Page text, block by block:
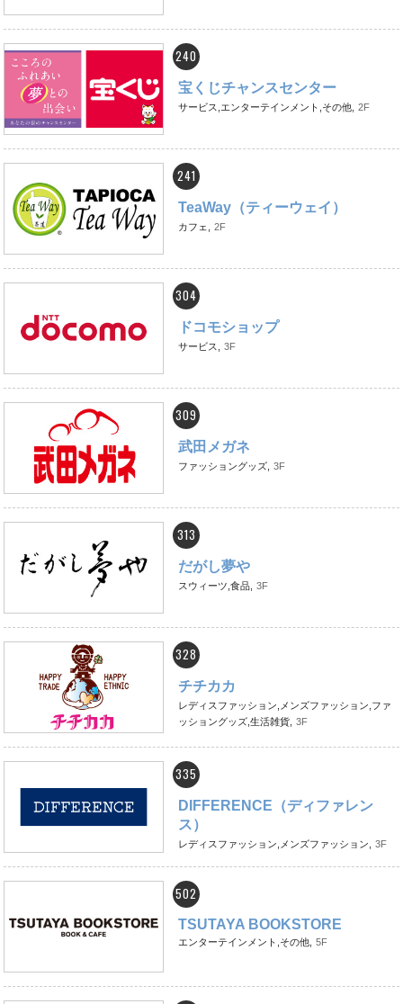
240
宝くじチャンスセンター
サービス,エンターテインメント,その他, 2F
241
TeaWay（ティーウェイ）
カフェ, 2F
304
ドコモショップ
サービス, 3F
309
武田メガネ
ファッショングッズ, 3F
313
だがし夢や
スウィーツ,食品, 3F
328
チチカカ
レディスファッション,メンズファッション,ファ
ッショングッズ,生活雑貨, 3F
335
DIFFERENCE（ディファレン
ス）
レディスファッション,メンズファッション, 3F
502
TSUTAYA BOOKSTORE
エンターテインメント,その他, 5F